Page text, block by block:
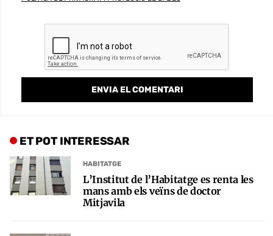
ET POT INTERESSAR
HABITATGE
L’Institut de l’Habitatge es renta les
mans amb els veïns de doctor
Mitjavila